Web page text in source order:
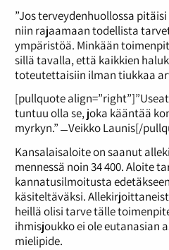
”Jos terveydenhuollossa
niin rajaamaan todellista
ympäristöä. Minkään
sillä tavalla, että kaikkien
toteutettaisiin ilman tiukkaa
[pullquote
tuntuu olla se, joka kääntää
myrkyn.” ̶ Veikko Launis[/
Kansalaisaloite on saanut
mennessä noin 34 400. Aloite
kannatusilmoitusta
käsiteltäväksi.
heillä olisi tarve tälle
ihmisjoukko ei ole eutanasian
mielipide.